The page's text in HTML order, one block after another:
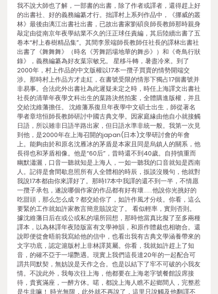
我不說大師也了解，一部書的出書，除了作者或譯者，還得趕上好
的出書社、好的義務編纂才行。拙譯村上系列作品中，《挪威的叢
林》最後由漓江出書社出書，已故出書家劉碩良師長教師那時親身
敲定由從南京年夜學結業不久的汪正球任責編，其后陸續出書了五
卷本“村上春樹精品集”。其間李景端師長教師任社長的譯林出書社
出書了《舞舞舞》（時名《芳舞蹈場地華的舞步》）和《奇鳥行狀
錄》，義務編纂為好友葉宗敏兄。 星移斗轉，暑盡冷來。到了
2000年，村上作品的中文版權以17本一攬子買賣的情勢開端交
涉。那時村上作品方才走紅，在書號受限的情形下獨占17個書號并
非易事。合法此外出書社為此遲疑未定之時，時任上海譯文出書社
社長的清華年夜學文科出生的葉路決然拍案，全體購進版權，并且
交給沈維藩擔任。 沈維藩系復旦年夜學中文碩士出生，師從著名
學者章培恒師長教師研討中國古典文學。因家庭緣由他自小就接觸
日語，所以雖非日語半路出家，但日語水準非統一般。我第一次見
到他，是2000年在上海召開的japan(日本)文學研討會的年會
上。能夠由於和原名沈雁冰的茅盾是本家且同是烏鎮人的關系，他
長得也和茅盾相像。他是“60后”，昔時還不到40歲。自持慎重而
幽默瀟灑，口音一聽就知是上海人，一如一聽我的口音就知是西南
人。記得是會間歇息照所有人全體相的時辰，扳談沒幾句，他就對
我說17本都由你來譯好了。那時17本中我譯的還不到一半，不情愿
一攬子承包，遂說哪個作家的作品都有好有壞……他說你光挑好的
吃甜頭，那么怎么成？都交給你了，如許作風才分歧。你看，這么
要緊的工作就如許家教言簡意賅說定了。 看似輕率，實則否則。
據沈維藩日后在或公或私的場所回想，那時他當真比擬了至多兩種
譯本，以為林譯年夜陸版富有文學神韻，和原作體裁也相吻合。還
說即便從會晤前我寫給他的信中，也看出我有古典文學涵養帶來的
文字功底，認定滬版村上非林譯莫屬。你看，我就如許趕上了知
音，的確不亞于一場艷遇。現實上我們這長達20年的一起配合可
謂共同默契，無妨說是天作之合。也是以結下了牢不可破的小我友
情。不說此外，我每次往上海，他都要在上海老字號餐館設席接
待，貴賓滿座，一醉方休。喏，都說上海人瞧不起鄉間人，完整惹
是生非嘛！ 時光無限，此外就不再說了，這里只說觸及他翻譯不